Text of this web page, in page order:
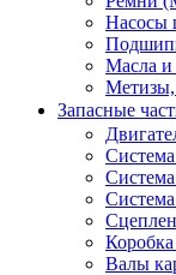
Насосы
Масла и
Запасные
Валы